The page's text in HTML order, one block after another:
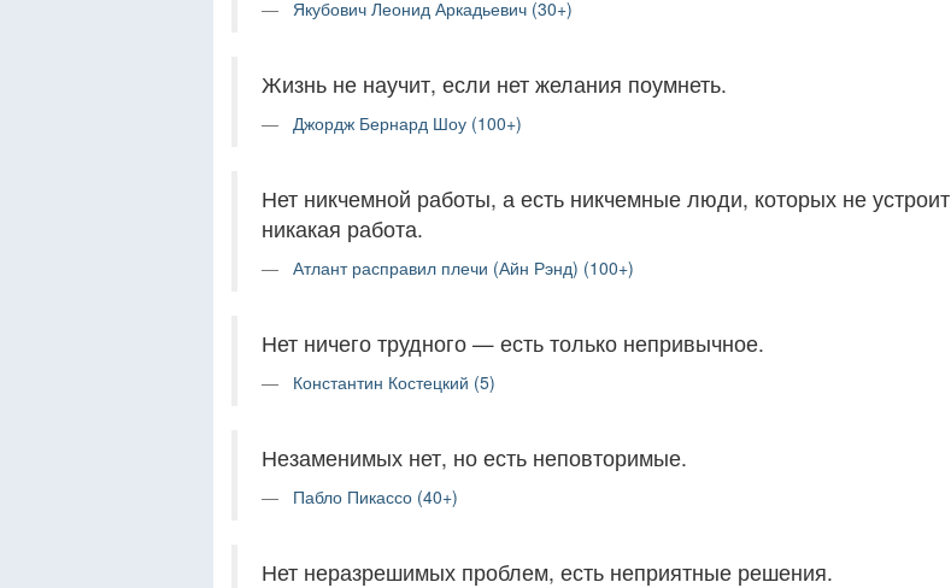
Якубович Леонид Аркадьевич (30+)
Жизнь не научит, если нет желания поумнеть.
Джордж Бернард Шоу (100+)
Нет никчемной работы, а есть никчемные люди, которых не устроит
никакая работа.
Атлант расправил плечи (Айн Рэнд) (100+)
Нет ничего трудного — есть только непривычное.
Константин Костецкий (5)
Незаменимых нет, но есть неповторимые.
Пабло Пикассо (40+)
Нет неразрешимых проблем, есть неприятные решения.